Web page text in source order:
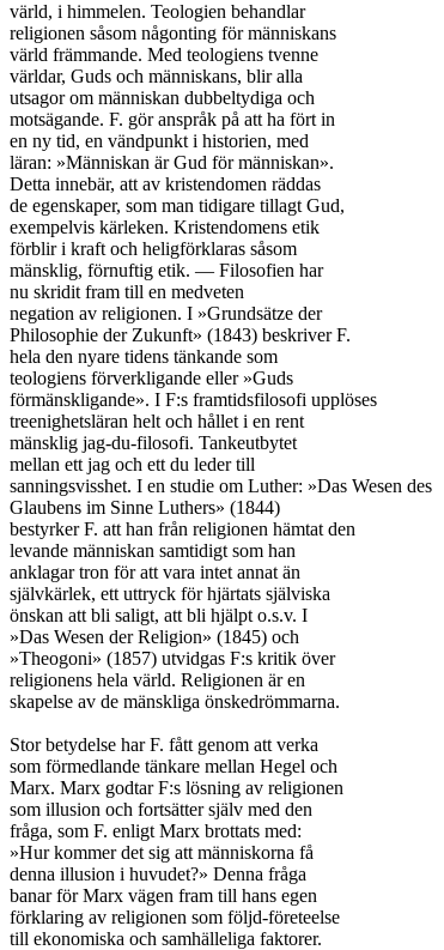
värld, i himmelen. Teologien behandlar
religionen såsom någonting för människans
värld främmande. Med teologiens tvenne
världar, Guds och människans, blir alla
utsagor om människan dubbeltydiga och
motsägande. F. gör anspråk på att ha fört in
en ny tid, en vändpunkt i historien, med
läran: »Människan är Gud för människan».
Detta innebär, att av kristendomen räddas
de egenskaper, som man tidigare tillagt Gud,
exempelvis kärleken. Kristendomens etik
förblir i kraft och heligförklaras såsom
mänsklig, förnuftig etik. — Filosofien har
nu skridit fram till en medveten
negation av religionen. I »Grundsätze der
Philosophie der Zukunft» (1843) beskriver F.
hela den nyare tidens tänkande som
teologiens förverkligande eller »Guds
förmänskligande». I F:s framtidsfilosofi upplöses
treenighetsläran helt och hållet i en rent
mänsklig jag-du-filosofi. Tankeutbytet
mellan ett jag och ett du leder till
sanningsvisshet. I en studie om Luther: »Das Wesen des
Glaubens im Sinne Luthers» (1844)
bestyrker F. att han från religionen hämtat den
levande människan samtidigt som han
anklagar tron för att vara intet annat än
självkärlek, ett uttryck för hjärtats själviska
önskan att bli saligt, att bli hjälpt o.s.v. I
»Das Wesen der Religion» (1845) och
»Theogoni» (1857) utvidgas F:s kritik över
religionens hela värld. Religionen är en
skapelse av de mänskliga önskedrömmarna.
Stor betydelse har F. fått genom att verka
som förmedlande tänkare mellan Hegel och
Marx. Marx godtar F:s lösning av religionen
som illusion och fortsätter själv med den
fråga, som F. enligt Marx brottats med:
»Hur kommer det sig att människorna få
denna illusion i huvudet?» Denna fråga
banar för Marx vägen fram till hans egen
förklaring av religionen som följd-företeelse
till ekonomiska och samhälleliga faktorer.